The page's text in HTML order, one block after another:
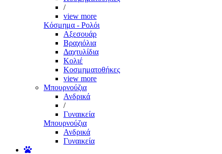
/
view more
Κόσμημα - Ρολόι
Αξεσουάρ
Βραχιόλια
Δαχτυλίδια
Κολιέ
Κοσμηματοθήκες
view more
Μπουρνούζια
Ανδρικά
/
Γυναικεία
Μπουρνούζια
Ανδρικά
Γυναικεία